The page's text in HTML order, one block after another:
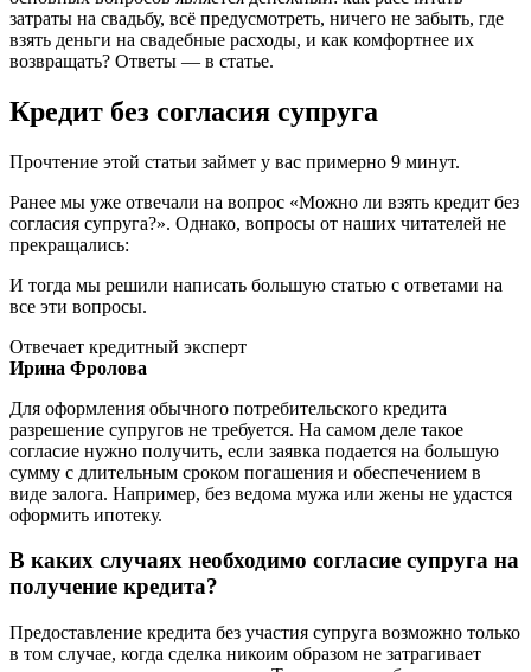
затраты на свадьбу, всё предусмотреть, ничего не забыть, где
взять деньги на свадебные расходы, и как комфортнее их
возвращать? Ответы — в статье.
Кредит без согласия супруга
Прочтение этой статьи займет у вас примерно 9 минут.
Ранее мы уже отвечали на вопрос «Можно ли взять кредит без
согласия супруга?». Однако, вопросы от наших читателей не
прекращались:
И тогда мы решили написать большую статью с ответами на
все эти вопросы.
Отвечает кредитный эксперт
Ирина Фролова
Для оформления обычного потребительского кредита
разрешение супругов не требуется. На самом деле такое
согласие нужно получить, если заявка подается на большую
сумму с длительным сроком погашения и обеспечением в
виде залога. Например, без ведома мужа или жены не удастся
оформить ипотеку.
В каких случаях необходимо согласие супруга на
получение кредита?
Предоставление кредита без участия супруга возможно только
в том случае, когда сделка никоим образом не затрагивает